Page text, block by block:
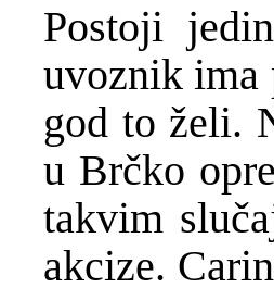
Postoji
uvoznik ima
god to želi.
u Brčko
takvim sluč
akcize.